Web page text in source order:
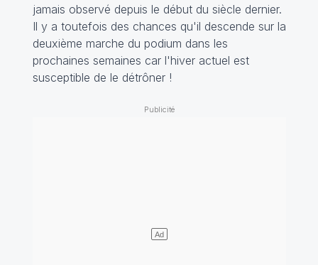
jamais observé depuis le début du siècle dernier.
Il y a toutefois des chances qu'il descende sur la
deuxième marche du podium dans les
prochaines semaines car l'hiver actuel est
susceptible de le détrôner !